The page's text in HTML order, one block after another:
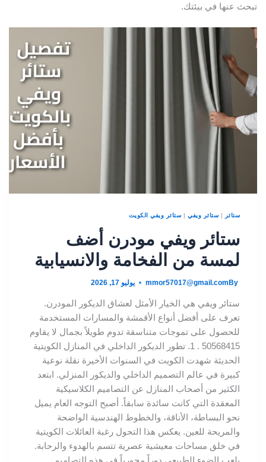
عنها في بيئتك.
ستائر|ستائر ويفي|ستائر ويفي الكويت
ستائر ويفي مودرن أضف
لمسة من الفخامة والانسيابية
mmor57017@gmail.com يوليو 17, 2026
ستائر ويفي هي الخيار الأمثل لعشاق الديكور المودرن.
تعرف على أفضل أنواع الأقمشة والمسارات المستخدمة
للحصول على تموجات متناسقة تدوم طويلاً بجمال لا يقاوم
50568415 . 1. تطور الديكور الداخلي في المنازل الكويتية
الحديثة شهدت الكويت في السنوات الأخيرة نقلة نوعية
كبيرة في عالم التصميم الداخلي والديكور المنزلي. ابتعد
الكثير من أصحاب المنازل عن التصاميم الكلاسيكية
المعقدة التي كانت سائدة سابقاً. أصبح التوجه العام يميل
نحو البساطة، الأناقة، والخطوط الهندسية الواضحة
والمريحة للعين. يعكس هذا التحول رغبة العائلات الكويتية
في خلق مساحات معيشية عصرية تتسم بالهدوء والرحابة.